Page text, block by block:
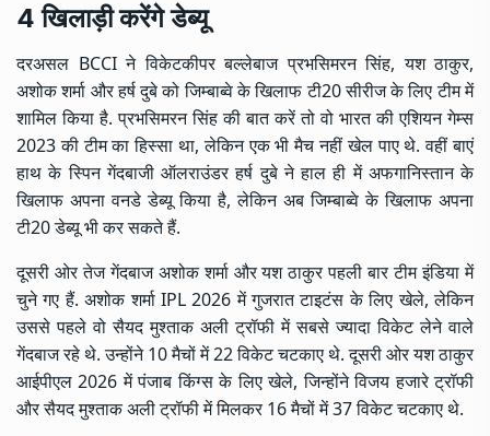
4 खिलाड़ी करेंगे डेब्यू
दरअसल BCCI ने विकेटकीपर बल्लेबाज प्रभसिमरन सिंह, यश ठाकुर,
अशोक शर्मा और हर्ष दुबे को जिम्बाब्वे के खिलाफ टी20 सीरीज के लिए टीम में
शामिल किया है. प्रभसिमरन सिंह की बात करें तो वो भारत की एशियन गेम्स
2023 की टीम का हिस्सा था, लेकिन एक भी मैच नहीं खेल पाए थे. वहीं बाएं
हाथ के स्पिन गेंदबाजी ऑलराउंडर हर्ष दुबे ने हाल ही में अफगानिस्तान के
खिलाफ अपना वनडे डेब्यू किया है, लेकिन अब जिम्बाब्वे के खिलाफ अपना
टी20 डेब्यू भी कर सकते हैं.
दूसरी ओर तेज गेंदबाज अशोक शर्मा और यश ठाकुर पहली बार टीम इंडिया में
चुने गए हैं. अशोक शर्मा IPL 2026 में गुजरात टाइटंस के लिए खेले, लेकिन
उससे पहले वो सैयद मुश्ताक अली ट्रॉफी में सबसे ज्यादा विकेट लेने वाले
गेंदबाज रहे थे. उन्होंने 10 मैचों में 22 विकेट चटकाए थे. दूसरी ओर यश ठाकुर
आईपीएल 2026 में पंजाब किंग्स के लिए खेले, जिन्होंने विजय हजारे ट्रॉफी
और सैयद मुश्ताक अली ट्रॉफी में मिलकर 16 मैचों में 37 विकेट चटकाए थे.